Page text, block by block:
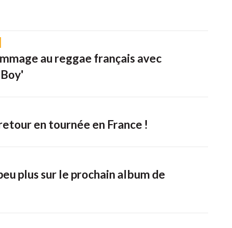
au reggae français avec
en tournée en France !
plus sur le prochain album de